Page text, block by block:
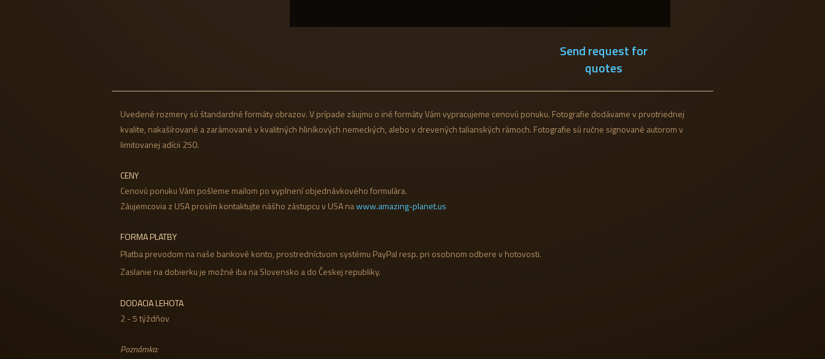
Send request for
quotes
Uvedené rozmery sú štandardné formáty obrazov. V prípade záujmu o iné formáty Vám vypracujeme cenovú ponuku. Fotografie dodávame v prvotriednej
kvalite, nakašírované a zarámované v kvalitných hliníkových nemeckých, alebo v drevených talianských rámoch. Fotografie sú ručne signované autorom v
limitovanej adícii 250.
CENY
Cenovú ponuku Vám pošleme mailom po vyplnení objednávkového formulára.
Záujemcovia z USA prosím kontaktujte nášho zástupcu v USA nawww.amazing-planet.us
FORMA PLATBY
Platba prevodom na naše bankové konto, prostredníctvom systému PayPal resp. pri osobnom odbere v hotovosti.
Zaslanie na dobierku je možné iba na Slovensko a do Českej republiky.
DODACIA LEHOTA
2 - 5 týždňov
Poznámka: